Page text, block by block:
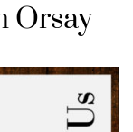
Orsay